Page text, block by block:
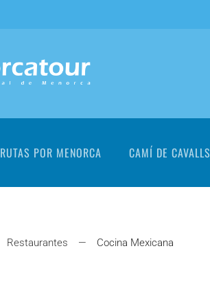
RUTAS POR MENORCA CAMÍ DE CAVALLS
Restaurantes Cocina Mexicana